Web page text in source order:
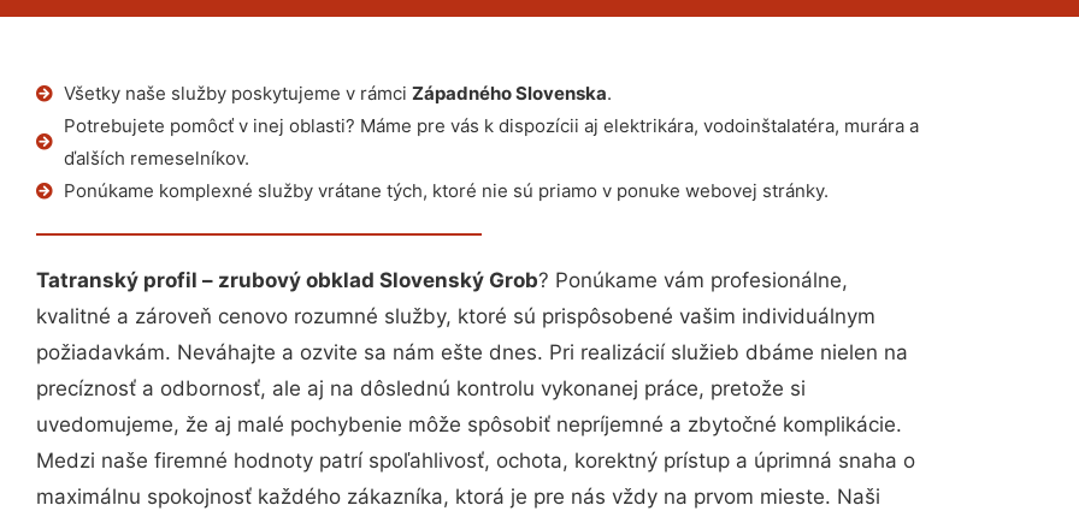
Všetky naše služby poskytujeme v rámci Západného Slovenska.
Potrebujete pomôcť v inej oblasti? Máme pre vás k dispozícii aj elektrikára, vodoinštalatéra, murára a
ďalších remeselníkov.
Ponúkame komplexné služby vrátane tých, ktoré nie sú priamo v ponuke webovej stránky.
Tatranský profil – zrubový obklad Slovenský Grob? Ponúkame vám profesionálne,
kvalitné a zároveň cenovo rozumné služby, ktoré sú prispôsobené vašim individuálnym
požiadavkám. Neváhajte a ozvite sa nám ešte dnes. Pri realizácií služieb dbáme nielen na
precíznosť a odbornosť, ale aj na dôslednú kontrolu vykonanej práce, pretože si
uvedomujeme, že aj malé pochybenie môže spôsobiť nepríjemné a zbytočné komplikácie.
Medzi naše firemné hodnoty patrí spoľahlivosť, ochota, korektný prístup a úprimná snaha o
maximálnu spokojnosť každého zákazníka, ktorá je pre nás vždy na prvom mieste. Naši